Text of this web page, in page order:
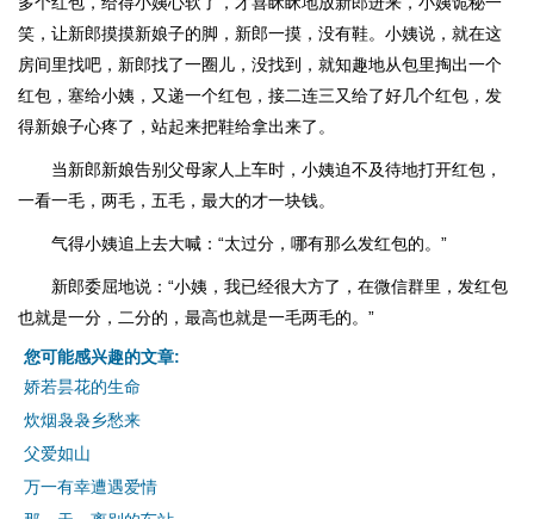
笑，让新郎摸摸新娘子的脚，新郎一摸，没有鞋。小姨说，就在这
房间里找吧，新郎找了一圈儿，没找到，就知趣地从包里掏出一个
红包，塞给小姨，又递一个红包，接二连三又给了好几个红包，发
得新娘子心疼了，站起来把鞋给拿出来了。
当新郎新娘告别父母家人上车时，小姨迫不及待地打开红包，
一看一毛，两毛，五毛，最大的才一块钱。
气得小姨追上去大喊：“太过分，哪有那么发红包的。”
新郎委屈地说：“小姨，我已经很大方了，在微信群里，发红包
也就是一分，二分的，最高也就是一毛两毛的。”
您可能感兴趣的文章:
娇若昙花的生命
炊烟袅袅乡愁来
父爱如山
万一有幸遭遇爱情